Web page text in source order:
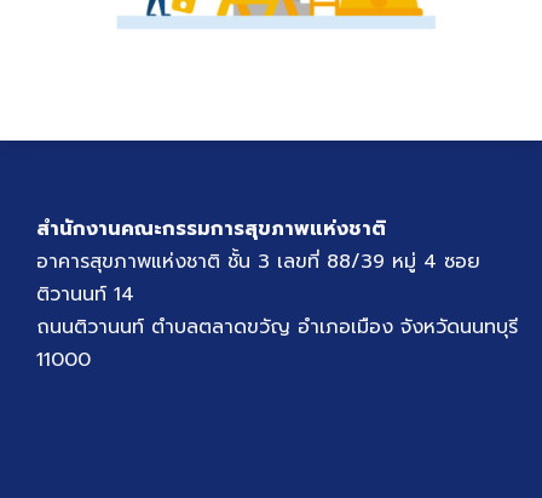
สำนักงานคณะกรรมการสุขภาพแห่งชาติ
อาคารสุขภาพแห่งชาติ ชั้น 3 เลขที่ 88/39 หมู่ 4 ซอย
ติวานนท์ 14
ถนนติวานนท์ ตำบลตลาดขวัญ อำเภอเมือง จังหวัดนนทบุรี
11000